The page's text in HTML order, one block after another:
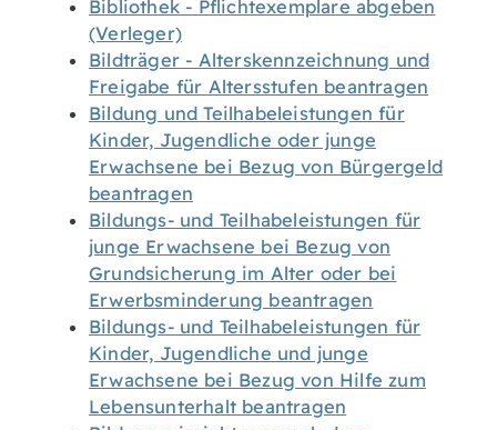
Bibliothek - Pflichtexemplare abgeben
(Verleger)
Bildträger - Alterskennzeichnung und
Freigabe für Altersstufen beantragen
Bildung und Teilhabeleistungen für
Kinder, Jugendliche oder junge
Erwachsene bei Bezug von Bürgergeld
beantragen
Bildungs- und Teilhabeleistungen für
junge Erwachsene bei Bezug von
Grundsicherung im Alter oder bei
Erwerbsminderung beantragen
Bildungs- und Teilhabeleistungen für
Kinder, Jugendliche und junge
Erwachsene bei Bezug von Hilfe zum
Lebensunterhalt beantragen